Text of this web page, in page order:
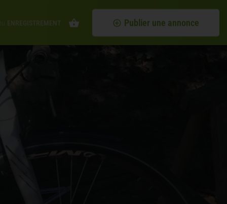
ou ENREGISTREMENT Publier une annonce